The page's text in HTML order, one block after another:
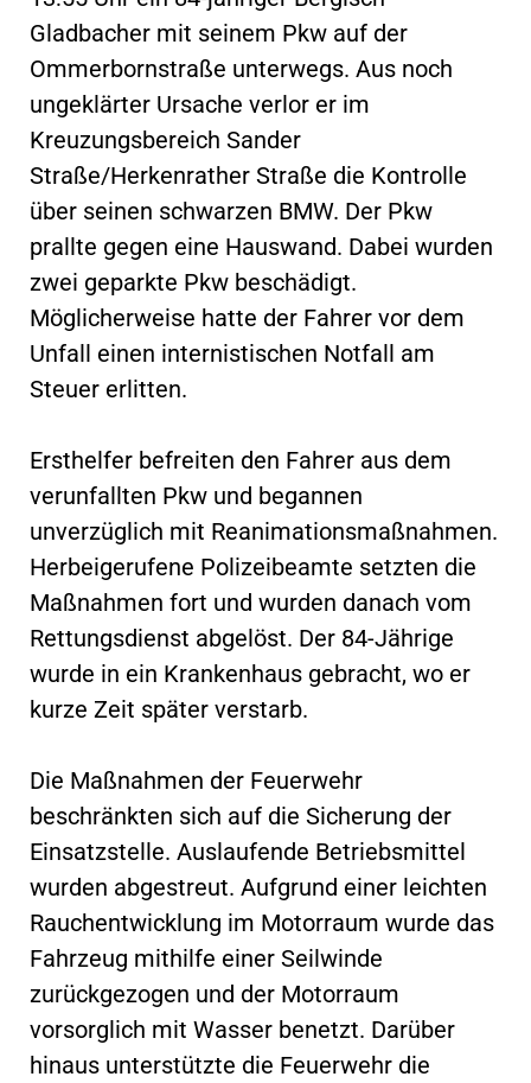
Gladbacher mit seinem Pkw auf der
Ommerbornstraße unterwegs. Aus noch
ungeklärter Ursache verlor er im
Kreuzungsbereich Sander
Straße/Herkenrather Straße die Kontrolle
über seinen schwarzen BMW. Der Pkw
prallte gegen eine Hauswand. Dabei wurden
zwei geparkte Pkw beschädigt.
Möglicherweise hatte der Fahrer vor dem
Unfall einen internistischen Notfall am
Steuer erlitten.
Ersthelfer befreiten den Fahrer aus dem
verunfallten Pkw und begannen
unverzüglich mit Reanimationsmaßnahmen.
Herbeigerufene Polizeibeamte setzten die
Maßnahmen fort und wurden danach vom
Rettungsdienst abgelöst. Der 84-Jährige
wurde in ein Krankenhaus gebracht, wo er
kurze Zeit später verstarb.
Die Maßnahmen der Feuerwehr
beschränkten sich auf die Sicherung der
Einsatzstelle. Auslaufende Betriebsmittel
wurden abgestreut. Aufgrund einer leichten
Rauchentwicklung im Motorraum wurde das
Fahrzeug mithilfe einer Seilwinde
zurückgezogen und der Motorraum
vorsorglich mit Wasser benetzt. Darüber
hinaus unterstützte die Feuerwehr die